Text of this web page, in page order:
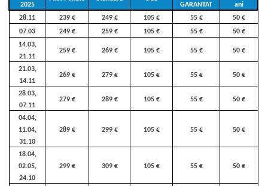
2025
GARANTAT
ani
28.11
239 € 249 € 105 € 55 €
50 €
07.03
249 € 259 € 105 € 55 €
50 €
14.03,
21.11
259 € 269 € 105 € 55 € 50 €
21.03,
14.11
269 € 279 € 105 € 55 € 50 €
28.03,
07.11
279 € 289 € 105 € 55 € 50 €
04.04,
11.04,
31.10
289 € 299 € 105 € 55 € 50 €
18.04,
02.05,
24.10
299 € 309 € 105 € 55 € 50 €